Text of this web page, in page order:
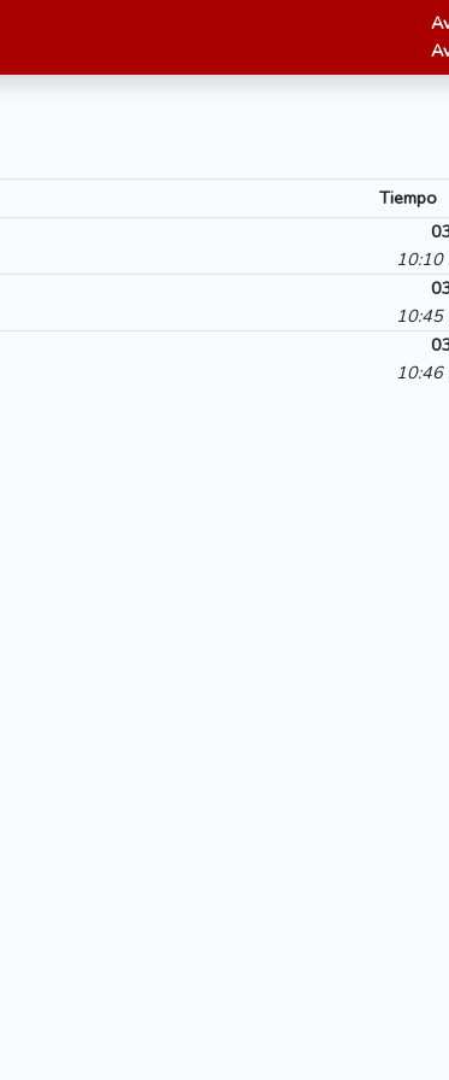
Tiempo
10:10
10:45
10:46